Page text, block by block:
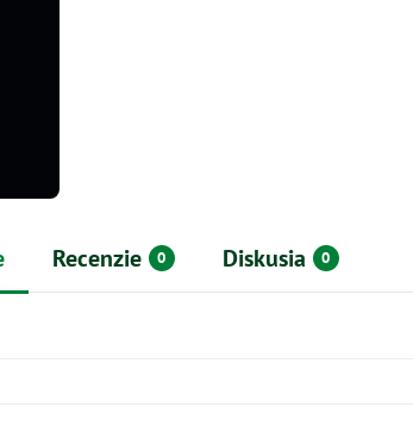
Recenzie 0 Diskusia 0